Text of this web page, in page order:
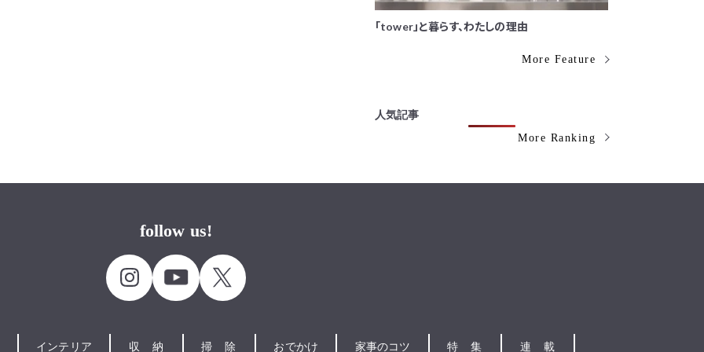
「tower」と暮らす、わたしの理由
More Feature
人気記事
More Ranking
follow us!
インテリア 収納 掃除 おでかけ 家事のコツ 特集 連載